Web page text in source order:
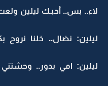
لاء.. بس.. أحبـك ليلين
ليلين: نضال.. خلنا نروح
ليلين: امي بدور..